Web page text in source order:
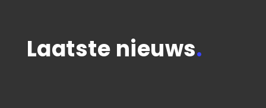
Laatste nieuws.